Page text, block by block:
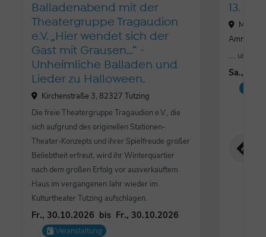
Balladenabend mit der
Theatergruppe Tragaudion
e.V. „Hier wendet sich der
Gast mit Grausen…“ -
Unheimliche Balladen und
Lieder zu Halloween.
Kirchenstraße 3, 82327 Tutzing
Die freie Theatergruppe Tragaudion e.V., die
sich aufgrund des originellen Stationen-
Theater-Konzepts und ihrer Spielfreude großer
Beliebtheit erfreut, wird ihr Winterquartier
nach dem großen Erfolg vor ausverkauftem
Haus im vergangenen Jahr wieder im
Kulturtheater Tutzing aufschlagen.
Fr., 30.10.2026 bis Fr., 30.10.2026
Veranstaltung
13.
Ammersee
…. und es
Sa.,